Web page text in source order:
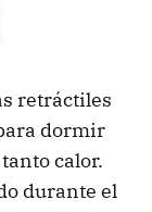
retráctiles
dormir
calor.
durante el